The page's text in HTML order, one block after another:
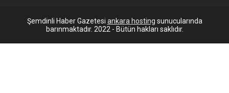
Şemdinli Haber Gazetesi ankara hosting sunucularında
barınmaktadır. 2022 - Bütün hakları saklıdır.